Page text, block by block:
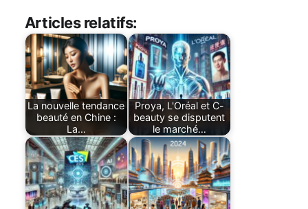
Articles relatifs:
La nouvelle tendance
beauté en Chine :
La…
Proya, L'Oréal et C-
beauty se disputent
le marché…